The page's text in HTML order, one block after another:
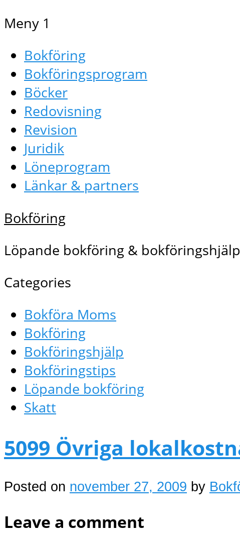
Meny 1
Bokföring
Bokföringsprogram
Böcker
Redovisning
Revision
Juridik
Löneprogram
Länkar & partners
Bokföring
Löpande bokföring &
Categories
Bokföra Moms
Bokföring
Bokföringshjälp
Bokföringstips
Löpande bokföring
Skatt
5099 Övriga
Posted on november 27, 2009 by
Leave a comment